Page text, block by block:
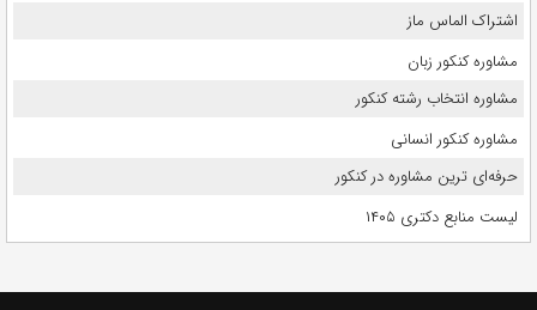
اشتراک الماس ماز
مشاوره کنکور زبان
مشاوره انتخاب رشته کنکور
مشاوره کنکور انسانی
حرفه‌ای ترین مشاوره در کنکور
لیست منابع دکتری ۱۴۰۵